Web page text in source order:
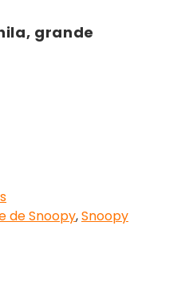
grande
de Snoopy,Snoopy